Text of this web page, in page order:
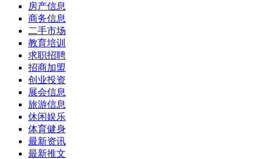
房产信息
商务信息
二手市场
教育培训
求职招聘
招商加盟
创业投资
展会信息
旅游信息
休闲娱乐
体育健身
最新资讯
最新推文